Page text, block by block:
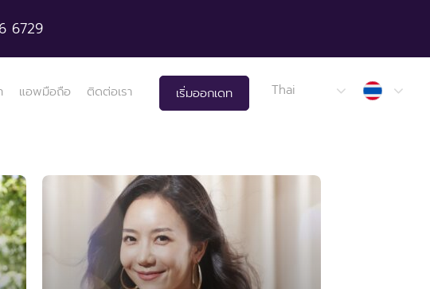
6729
แอพมือถือ ติดต่อเรา เริ่มออกเดท Thai